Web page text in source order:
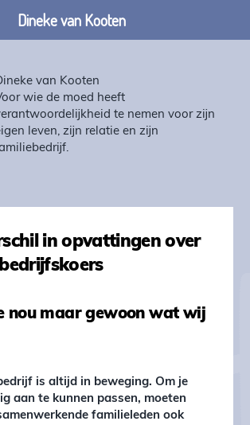
van Kooten
wie de moed heeft
te nemen voor zijn
leven, zijn relatie en zijn
in opvattingen over
nou maar gewoon wat wij
is altijd in beweging. Om je
aan te kunnen passen, moeten
familieleden ook
Dineke van Kooten